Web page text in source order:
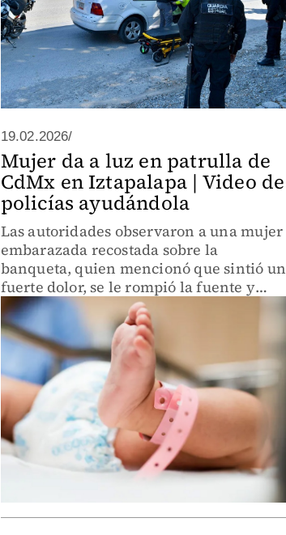
19.02.2026/
Mujer da a luz en patrulla de
CdMx en Iztapalapa | Video de
policías ayudándola
Las autoridades observaron a una mujer
embarazada recostada sobre la
banqueta, quien mencionó que sintió un
fuerte dolor, se le rompió la fuente y
tenía contracciones constantes.